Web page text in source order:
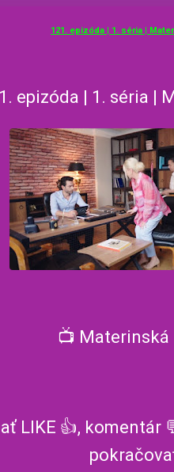
121. epizóda | 1. séria |
epizóda | 1. séria |
📺 Materinská
LIKE 👍, komentár